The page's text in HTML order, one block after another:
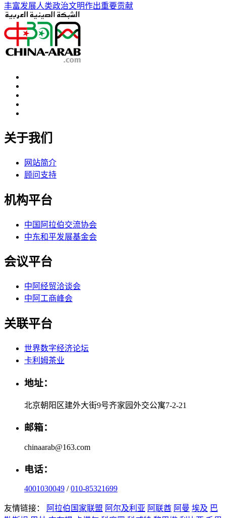
丰富发展人类政治文明作出重要贡献
关于我们
网站简介
顾问支持
机构平台
中国阿拉伯交流协会
中东和平发展基金会
会议平台
中阿经贸洽谈会
中阿工商峰会
关联平台
世界数字经济论坛
卡利姆茶业
地址：
北京朝阳区建外大街9号齐家园外交公寓7-2-21
邮箱：
chinaarab@163.com
电话：
4001030049 /010-85321699
友情链接： 阿拉伯国家联盟 阿尔及利亚 阿联酋 阿曼 埃及 巴